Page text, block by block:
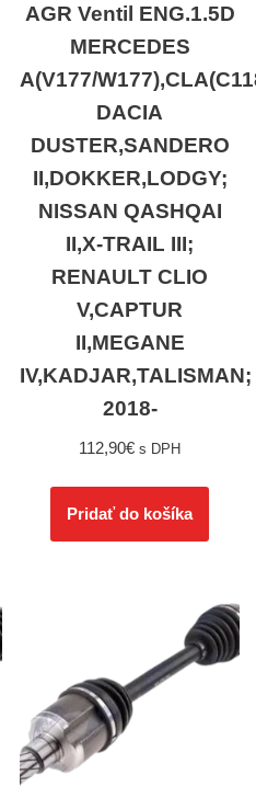
AGR Ventil ENG.1.5D
MERCEDES
A(V177/
DACIA
DUSTER,SANDERO
II,DOKKER,LODGY;
NISSAN QASHQAI
II,X-TRAIL III;
RENAULT CLIO
V,CAPTUR
II,MEGANE
IV,KADJAR,TALISMAN;
2018-
112,90€ s DPH
Pridať do košíka